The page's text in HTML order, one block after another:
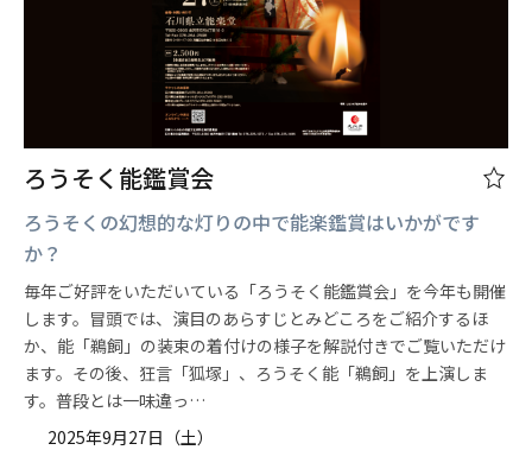
ろうそく能鑑賞会
ろうそくの幻想的な灯りの中で能楽鑑賞はいかがです
か？
毎年ご好評をいただいている「ろうそく能鑑賞会」を今年も開催
します。冒頭では、演目のあらすじとみどころをご紹介するほ
か、能「鵜飼」の装束の着付けの様子を解説付きでご覧いただけ
ます。その後、狂言「狐塚」、ろうそく能「鵜飼」を上演しま
す。普段とは一味違っ…
2025年9月27日（土）